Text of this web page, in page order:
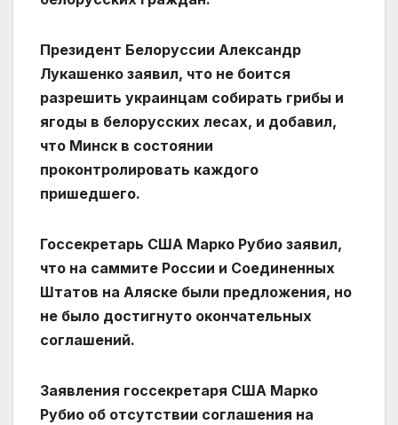
Президент Белоруссии Александр
Лукашенко заявил, что не боится
разрешить украинцам собирать грибы и
ягоды в белорусских лесах, и добавил,
что Минск в состоянии
проконтролировать каждого
пришедшего.
Госсекретарь США Марко Рубио заявил,
что на саммите России и Соединенных
Штатов на Аляске были предложения, но
не было достигнуто окончательных
соглашений.
Заявления госсекретаря США Марко
Рубио об отсутствии соглашения на